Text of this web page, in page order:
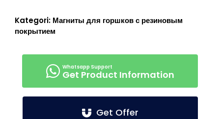
Kategori: Магниты для горшков с резиновым
покрытием
Get Product Information
Get Offer